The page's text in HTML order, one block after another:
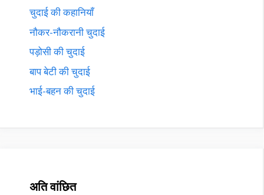
चुदाई की कहानियाँ
नौकर-नौकरानी चुदाई
पड़ोसी की चुदाई
बाप बेटी की चुदाई
भाई-बहन की चुदाई
अति वांछित